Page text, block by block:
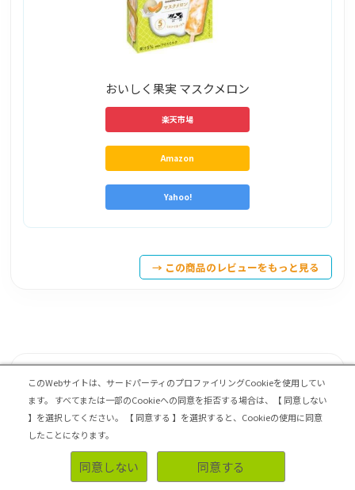
おいしく果実 マスクメロン
楽天市場
Amazon
Yahoo!
→ この商品のレビューをもっと見る
8位グリコ パピコ 大人のショコラ
このWebサイトは、サードパーティのプロファイリングCookieを使用してい
ます。
すべてまたは一部のCookieへの同意を拒否する場合は、【 同意しない
】を選択してください。
【 同意する 】を選択すると、Cookieの使用に同意
したことになります。
同意しない 同意する